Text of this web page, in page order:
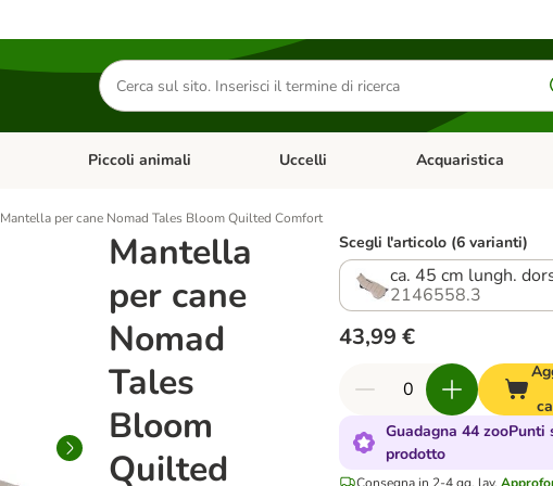
Cerca
prodotti
Apri Menu Categoria: Diete e antiparassitari
Piccoli animali Apri Menu Categoria: Piccoli animali
Uccelli Apri Menu Categoria:
Acquaristica
Mantella per cane Nomad Tales Bloom Quilted Comfort
Mantella
per cane
Nomad
Tales
Bloom
Quilted
Scegli l'articolo (6 varianti)
ca. 45 cm lungh.
2146558.3
43,99 €
Guadagna 44 zooPunti
prodotto